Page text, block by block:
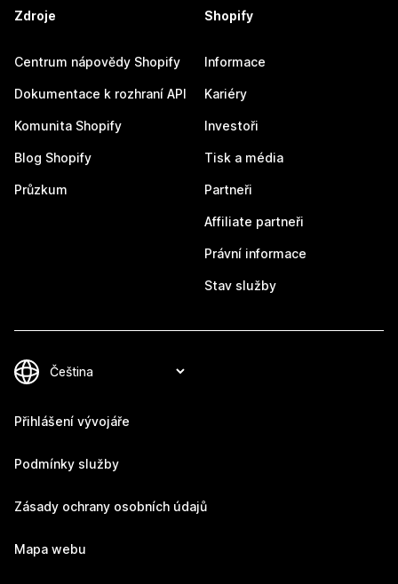
Zdroje
Centrum nápovědy Shopify
Dokumentace k rozhraní API
Komunita Shopify
Blog Shopify
Průzkum
Shopify
Informace
Kariéry
Investoři
Tisk a média
Partneři
Affiliate partneři
Právní informace
Stav služby
Přihlášení vývojáře
Podmínky služby
Zásady ochrany osobních údajů
Mapa webu